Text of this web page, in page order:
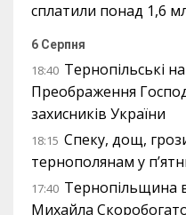
сплатили понад 1,6
6 Серпня
18:40 Тернопільські
Преображення
захисників України
18:15 Спеку, дощ,
тернополянам у
17:40 Тернопільщина
Михайла